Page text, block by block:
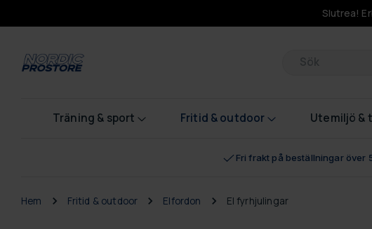
Slutrea!
Produkter
Träning & sport Fritid & outdoor Utemiljö &
Fri frakt på beställningar över
Hem Fritid & outdoor Elfordon El fyrhjulingar